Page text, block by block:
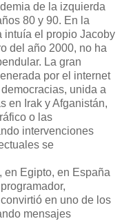
de la izquierda
80 y 90. En la
intuía el propio Jacoby
del año 2000, no ha
La gran
por el internet
unida a
en Irak y Afganistán,
o las
intervenciones
se
en Egipto, en España
en uno de los
mensajes